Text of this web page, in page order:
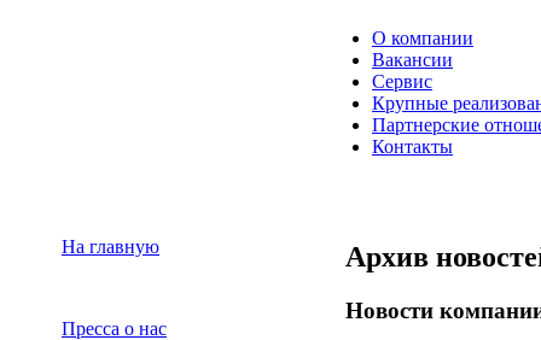
О компании
Вакансии
Сервис
Крупные
Партнерские
Контакты
На главную
Пресса о нас
Архив
Новости